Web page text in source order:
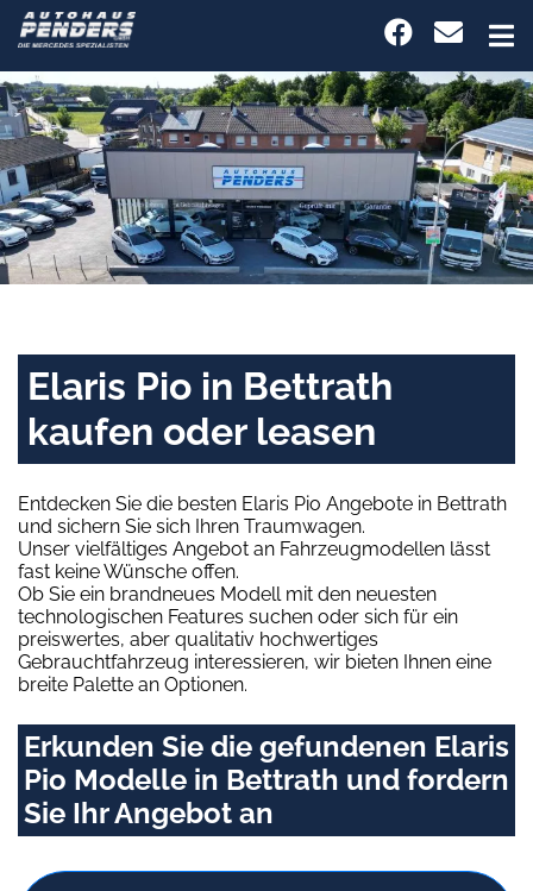
Elaris Pio in Bettrath
kaufen oder leasen
Entdecken Sie die besten Elaris Pio Angebote in Bettrath
und sichern Sie sich Ihren Traumwagen.
Unser vielfältiges Angebot an Fahrzeugmodellen lässt
fast keine Wünsche offen.
Ob Sie ein brandneues Modell mit den neuesten
technologischen Features suchen oder sich für ein
preiswertes, aber qualitativ hochwertiges
Gebrauchtfahrzeug interessieren, wir bieten Ihnen eine
breite Palette an Optionen.
Erkunden Sie die gefundenen Elaris
Pio Modelle in Bettrath und fordern
Sie Ihr Angebot an